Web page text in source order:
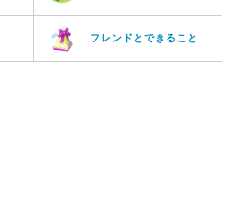
フレンドとできること